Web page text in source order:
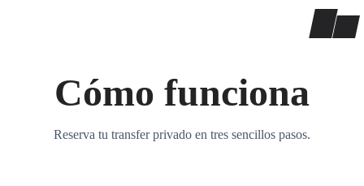
Cómo funciona
Reserva tu transfer privado en tres sencillos pasos.